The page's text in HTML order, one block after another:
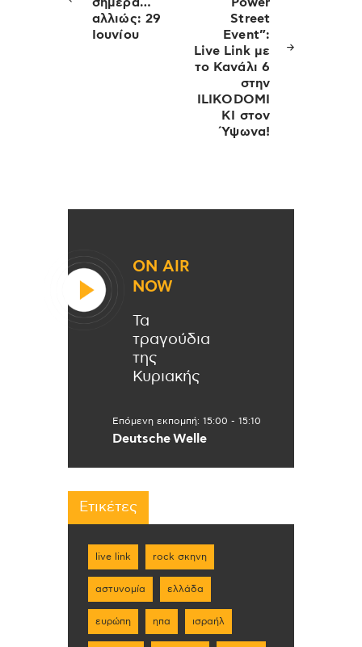
σήμερα…
αλλιώς: 29
Ιουνίου
Power
Street
Event”:
Live Link με
το Κανάλι 6
στην
ILIKODOMI
KI στον
Ύψωνα!
ON AIR
NOW
Τα
τραγούδια
της
Κυριακής
Επόμενη εκπομπή: 15:00 - 15:10
Deutsche Welle
Ετικέτες
live link rock σκηνη
αστυνομία ελλάδα
ευρώπη ηπα ισραήλ